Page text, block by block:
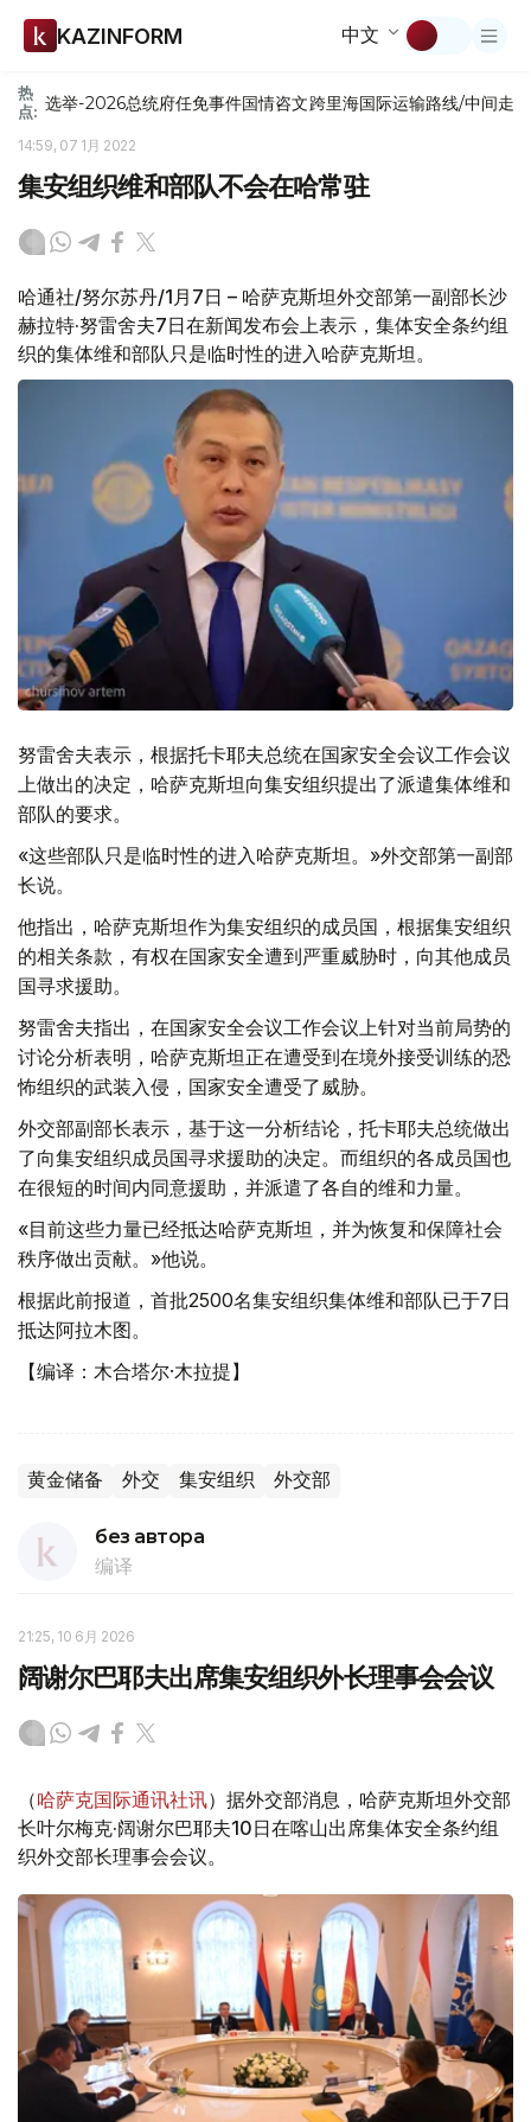
KAZINFORM 中文
热
点: 选举-2026总统府任免事件国情咨文跨里海国际运输路线/中间走廊
14:59, 07 1月 2022
集安组织维和部队不会在哈常驻
哈通社/努尔苏丹/1月7日 – 哈萨克斯坦外交部第一副部长沙
赫拉特·努雷舍夫7日在新闻发布会上表示，集体安全条约组
织的集体维和部队只是临时性的进入哈萨克斯坦。
努雷舍夫表示，根据托卡耶夫总统在国家安全会议工作会议
上做出的决定，哈萨克斯坦向集安组织提出了派遣集体维和
部队的要求。
«这些部队只是临时性的进入哈萨克斯坦。»外交部第一副部
长说。
他指出，哈萨克斯坦作为集安组织的成员国，根据集安组织
的相关条款，有权在国家安全遭到严重威胁时，向其他成员
国寻求援助。
努雷舍夫指出，在国家安全会议工作会议上针对当前局势的
讨论分析表明，哈萨克斯坦正在遭受到在境外接受训练的恐
怖组织的武装入侵，国家安全遭受了威胁。
外交部副部长表示，基于这一分析结论，托卡耶夫总统做出
了向集安组织成员国寻求援助的决定。而组织的各成员国也
在很短的时间内同意援助，并派遣了各自的维和力量。
«目前这些力量已经抵达哈萨克斯坦，并为恢复和保障社会
秩序做出贡献。»他说。
根据此前报道，首批2500名集安组织集体维和部队已于7日
抵达阿拉木图。
【编译：木合塔尔·木拉提】
黄金储备 外交 集安组织 外交部
без автора
编译
21:25, 10 6月 2026
阔谢尔巴耶夫出席集安组织外长理事会会议
（哈萨克国际通讯社讯）据外交部消息，哈萨克斯坦外交部
长叶尔梅克·阔谢尔巴耶夫10日在喀山出席集体安全条约组
织外交部长理事会会议。